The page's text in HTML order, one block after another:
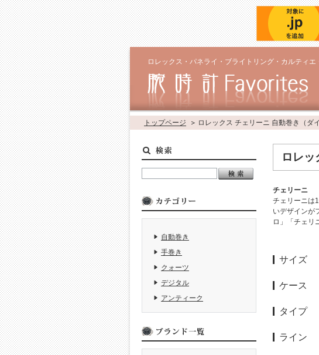
ロレックス・パネライ・ブライトリング・カルティ
トップページ ロレックス チェリーニ 自動巻き（ダ
ロレッ
チェリーニ
チェリーニは
いデザインが
ロ」「チェリ
サイズ
ケース
タイプ
ライン
自動巻き
手巻き
クォーツ
デジタル
アンティーク